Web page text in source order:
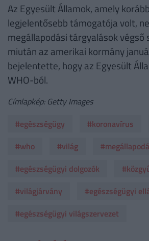
Az Egyesült Államok, amely
legjelentősebb támogatója volt,
megállapodási tárgyalások végső
miután az amerikai kormány
bejelentette, hogy az Egyesült
WHO-ból.
Címlapkép: Getty Images
#egészségügy
#koronavírus
#who
#világ
#egészségügyi dolgozók
#világjárvány
#egészségügyi
#egészségügyi világszervezet